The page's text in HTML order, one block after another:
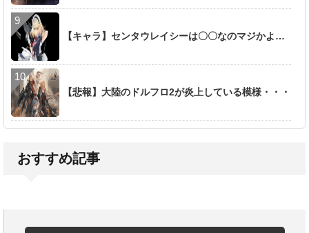
【キャラ】センタウレイシーは〇〇なのマジかよ…
【悲報】大陸のドルフロ2が炎上している模様・・・
おすすめ記事